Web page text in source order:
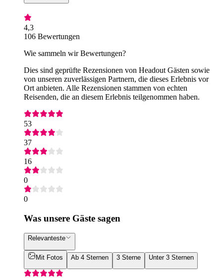
4,3
106 Bewertungen
Wie sammeln wir Bewertungen?
Dies sind geprüfte Rezensionen von Headout Gästen sowie
von unseren zuverlässigen Partnern, die dieses Erlebnis vor
Ort anbieten. Alle Rezensionen stammen von echten
Reisenden, die an diesem Erlebnis teilgenommen haben.
53
37
16
0
0
Was unsere Gäste sagen
Relevanteste
Mit Fotos Ab 4 Sternen 3 Sterne Unter 3 Sternen